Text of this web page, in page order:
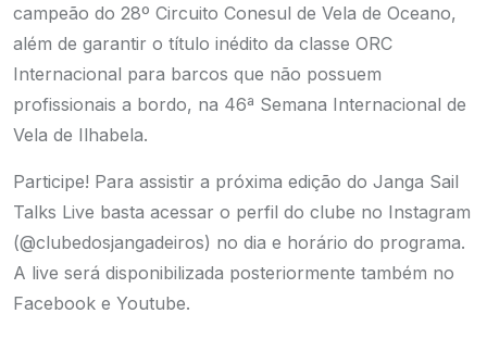
campeão do 28º Circuito Conesul de Vela de Oceano,
além de garantir o título inédito da classe ORC
Internacional para barcos que não possuem
profissionais a bordo, na 46ª Semana Internacional de
Vela de Ilhabela.
Participe! Para assistir a próxima edição do Janga Sail
Talks Live basta acessar o perfil do clube no Instagram
(@clubedosjangadeiros) no dia e horário do programa.
A live será disponibilizada posteriormente também no
Facebook e Youtube.